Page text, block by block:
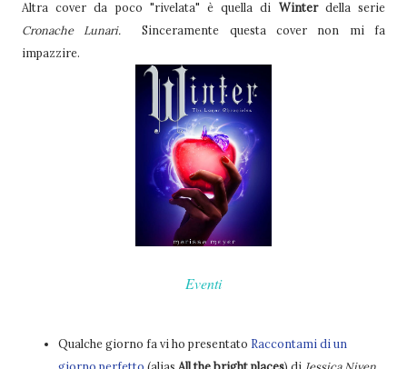
Altra cover da poco "rivelata" è quella di Winterdella serie
Cronache Lunari.
Sinceramente questa cover non mi fa
impazzire.
Eventi
Qualche giorno fa vi ho presentato Raccontami di un
giorno perfetto (alias All the bright places) di Jessica Niven